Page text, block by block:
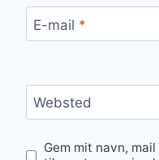
E-mail *
Websted
Gem mit navn,